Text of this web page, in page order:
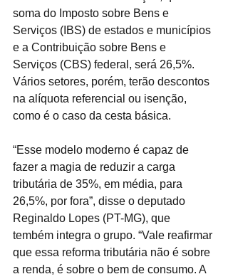
soma do Imposto sobre Bens e
Serviços (IBS) de estados e municípios
e a Contribuição sobre Bens e
Serviços (CBS) federal, será 26,5%.
Vários setores, porém, terão descontos
na alíquota referencial ou isenção,
como é o caso da cesta básica.
“Esse modelo moderno é capaz de
fazer a magia de reduzir a carga
tributária de 35%, em média, para
26,5%, por fora”, disse o deputado
Reginaldo Lopes (PT-MG), que
tembém integra o grupo. “Vale reafirmar
que essa reforma tributária não é sobre
a renda, é sobre o bem de consumo. A